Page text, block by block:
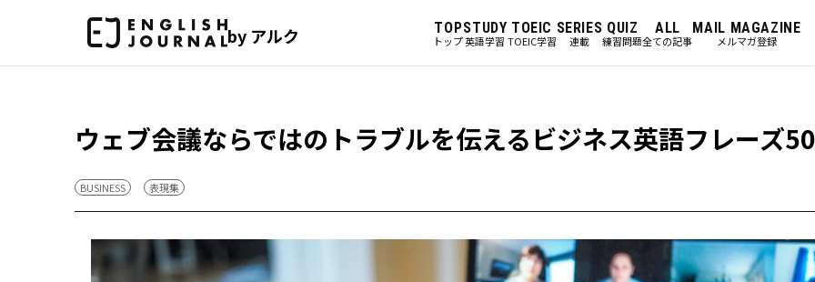
by アルク TOP
トップ
STUDY
英語学習
TOEIC
TOEIC学習
SERIES
連載
QUIZ
練習問題
ALL
全ての記事
MAIL MAGAZINE
メルマガ登録
ウェブ会議ならではのトラブルを伝えるビジネス英語フレーズ50
BUSINESS 表現集